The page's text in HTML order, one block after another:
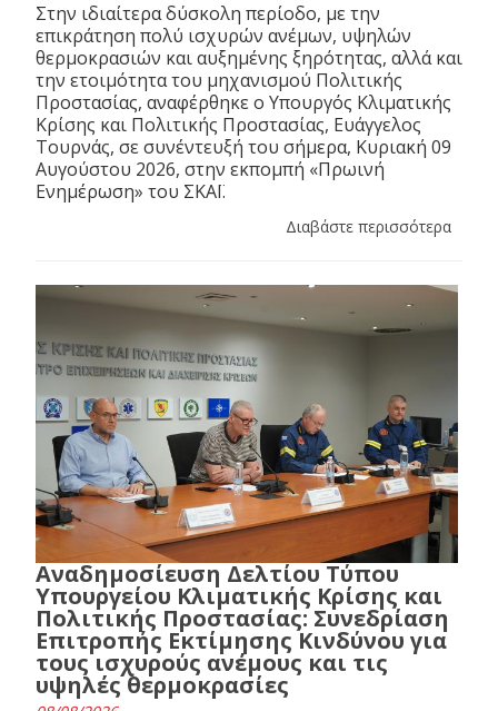
Στην ιδιαίτερα δύσκολη περίοδο, με την
επικράτηση πολύ ισχυρών ανέμων, υψηλών
θερμοκρασιών και αυξημένης ξηρότητας, αλλά και
την ετοιμότητα του μηχανισμού Πολιτικής
Προστασίας, αναφέρθηκε ο Υπουργός Κλιματικής
Κρίσης και Πολιτικής Προστασίας, Ευάγγελος
Τουρνάς, σε συνέντευξή του σήμερα, Κυριακή 09
Αυγούστου 2026, στην εκπομπή «Πρωινή
Ενημέρωση» του ΣΚΑΪ.
Διαβάστε περισσότερα
Αναδημοσίευση Δελτίου Τύπου
Υπουργείου Κλιματικής Κρίσης και
Πολιτικής Προστασίας: Συνεδρίαση
Επιτροπής Εκτίμησης Κινδύνου για
τους ισχυρούς ανέμους και τις
υψηλές θερμοκρασίες